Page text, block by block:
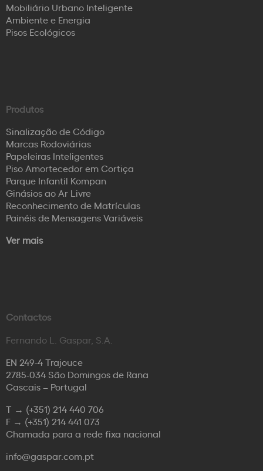
Mobiliário Urbano Inteligente
Ambiente e Energia
Pisos Ecológicos
Produtos
Sinalização de Código
Marcas Rodoviárias
Papeleiras Inteligentes
Piso Amortecedor em Cortiça
Parque Infantil Kompan
Ginásios ao Ar Livre
Reconhecimento de Matrículas
Painéis de Mensagens Variáveis
Ver mais
Contactos
Fernando L. Gaspar, S.A.
EN 249-4 Trajouce
2785-034 São Domingos de Rana
Cascais – Portugal
T → (+351) 214 440 706
F → (+351) 214 441 073
Chamada para a rede fixa nacional
info@gaspar.com.pt